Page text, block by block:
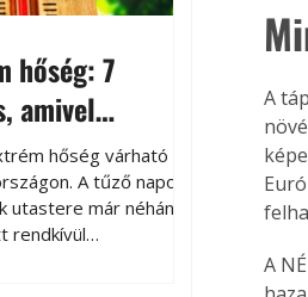
hőség: 7
amivel
a nyári
hőség várható
A tűző napon
utastere már néhány
rendkívül
A
A